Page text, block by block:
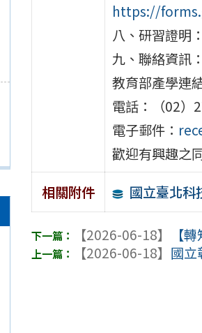
https://
八、研習證明
九、聯絡資訊：
教育部產學連
電話：（02）
電子郵件：
歡迎有興趣之
相關附件
國立臺北科
【2026-06-18】
【
【2026-06-18】 國立